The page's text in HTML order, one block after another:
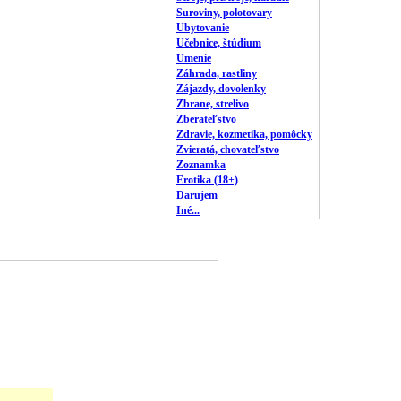
Suroviny, polotovary
Ubytovanie
Učebnice, štúdium
Umenie
Záhrada, rastliny
Zájazdy, dovolenky
Zbrane, strelivo
Zberateľstvo
Zdravie, kozmetika, pomôcky
Zvieratá, chovateľstvo
Zoznamka
Erotika (18+)
Darujem
Iné...